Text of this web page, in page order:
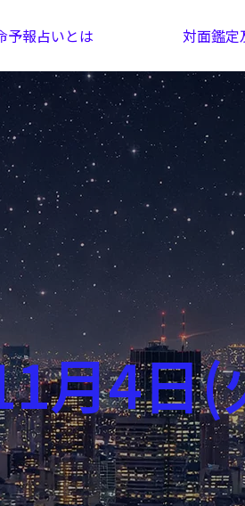
予報占いとは 対面鑑定
最恐の相性占い
芸能界
社会
月4日(